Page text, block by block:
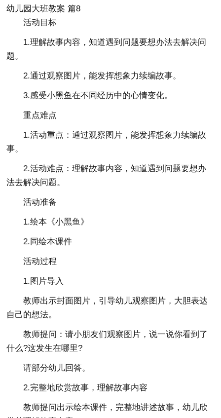
幼儿园大班教案 篇8
活动目标
1.理解故事内容，知道遇到问题要想办法去解决问
题。
2.通过观察图片，能发挥想象力续编故事。
3.感受小黑鱼在不同经历中的心情变化。
重点难点
1.活动重点：通过观察图片，能发挥想象力续编故
事。
2.活动难点：理解故事内容，知道遇到问题要想办
法去解决问题。
活动准备
1.绘本《小黑鱼》
2.同绘本课件
活动过程
1.图片导入
教师出示封面图片，引导幼儿观察图片，大胆表达
自己的想法。
教师提问：请小朋友们观察图片，说一说你看到了
什么?这发生在哪里?
请部分幼儿回答。
2.完整地欣赏故事，理解故事内容
教师提问出示绘本课件，完整地讲述故事，幼儿欣